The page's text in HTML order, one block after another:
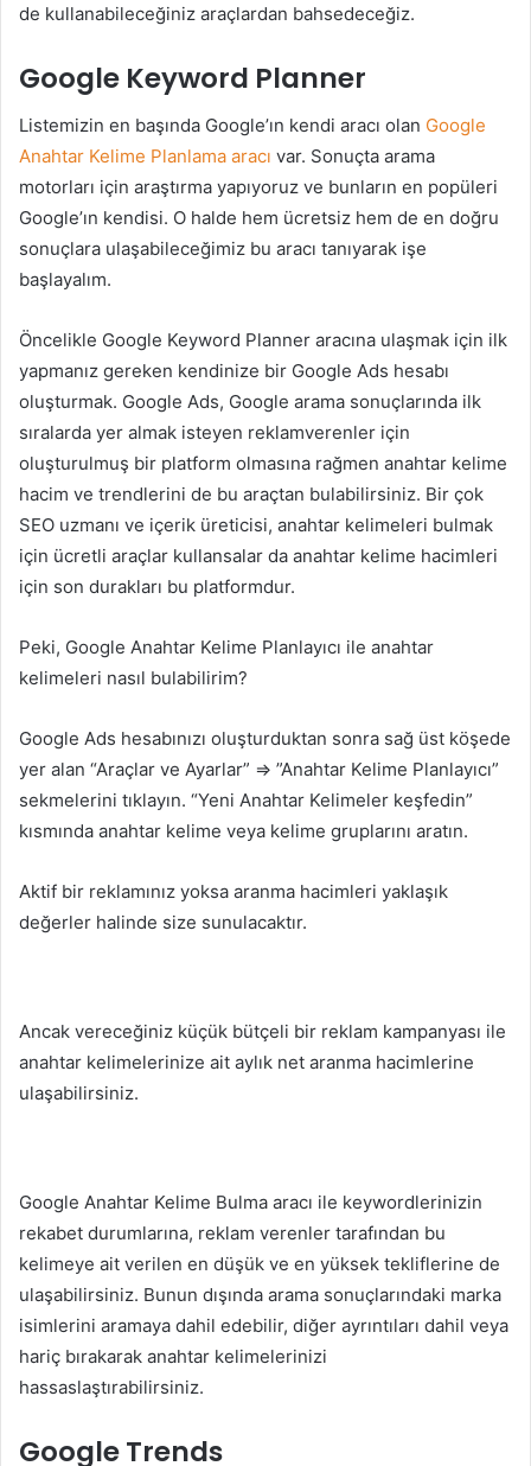
de kullanabileceğiniz araçlardan bahsedeceğiz.
Google Keyword Planner
Listemizin en başında Google’ın kendi aracı olan Google
Anahtar Kelime Planlama aracı var. Sonuçta arama
motorları için araştırma yapıyoruz ve bunların en popüleri
Google’ın kendisi. O halde hem ücretsiz hem de en doğru
sonuçlara ulaşabileceğimiz bu aracı tanıyarak işe
başlayalım.
Öncelikle Google Keyword Planner aracına ulaşmak için ilk
yapmanız gereken kendinize bir Google Ads hesabı
oluşturmak. Google Ads, Google arama sonuçlarında ilk
sıralarda yer almak isteyen reklamverenler için
oluşturulmuş bir platform olmasına rağmen anahtar kelime
hacim ve trendlerini de bu araçtan bulabilirsiniz. Bir çok
SEO uzmanı ve içerik üreticisi, anahtar kelimeleri bulmak
için ücretli araçlar kullansalar da anahtar kelime hacimleri
için son durakları bu platformdur.
Peki, Google Anahtar Kelime Planlayıcı ile anahtar
kelimeleri nasıl bulabilirim?
Google Ads hesabınızı oluşturduktan sonra sağ üst köşede
yer alan “Araçlar ve Ayarlar” => ”Anahtar Kelime Planlayıcı”
sekmelerini tıklayın. “Yeni Anahtar Kelimeler keşfedin”
kısmında anahtar kelime veya kelime gruplarını aratın.
Aktif bir reklamınız yoksa aranma hacimleri yaklaşık
değerler halinde size sunulacaktır.
Ancak vereceğiniz küçük bütçeli bir reklam kampanyası ile
anahtar kelimelerinize ait aylık net aranma hacimlerine
ulaşabilirsiniz.
Google Anahtar Kelime Bulma aracı ile keywordlerinizin
rekabet durumlarına, reklam verenler tarafından bu
kelimeye ait verilen en düşük ve en yüksek tekliflerine de
ulaşabilirsiniz. Bunun dışında arama sonuçlarındaki marka
isimlerini aramaya dahil edebilir, diğer ayrıntıları dahil veya
hariç bırakarak anahtar kelimelerinizi
hassaslaştırabilirsiniz.
Google Trends